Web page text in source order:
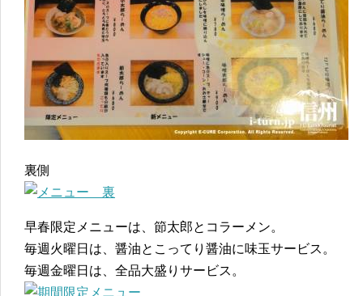
裏側
早春限定メニューは、節太郎とコラーメン。
毎週火曜日は、醤油とこってり醤油に味玉サービス。
毎週金曜日は、全品大盛りサービス。